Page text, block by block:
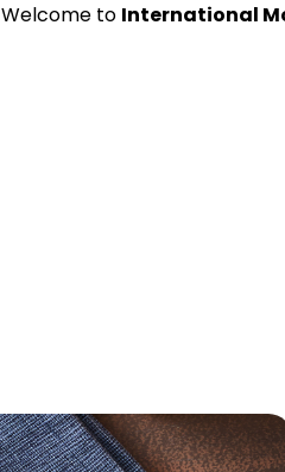
Welcome to International